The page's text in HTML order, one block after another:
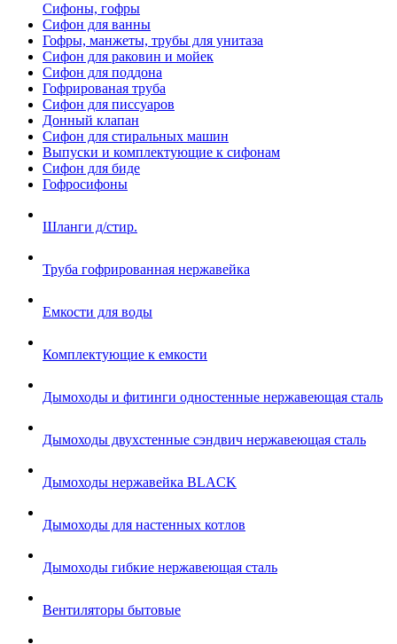
Сифоны, гофры
Сифон для ванны
Гофры, манжеты, трубы для унитаза
Сифон для раковин и мойек
Сифон для поддона
Гофрированая труба
Сифон для писсуаров
Донный клапан
Сифон для стиральных машин
Выпуски и комплектующие к сифонам
Сифон для биде
Гофросифоны
Шланги д/стир.
Труба гофрированная нержавейка
Емкости для воды
Комплектующие к емкости
Дымоходы и фитинги одностенные нержавеющая сталь
Дымоходы двухстенные сэндвич нержавеющая сталь
Дымоходы нержавейка BLACK
Дымоходы для настенных котлов
Дымоходы гибкие нержавеющая сталь
Вентиляторы бытовые